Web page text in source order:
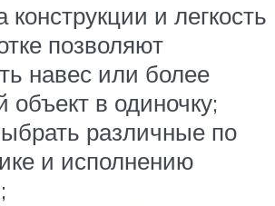
конструкции и легкость
позволяют
навес или более
объект в одиночку;
различные по
и исполнению